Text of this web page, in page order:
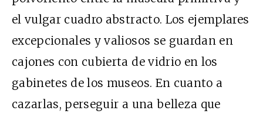
el vulgar cuadro abstracto. Los ejemplares
excepcionales y valiosos se guardan en
cajones con cubierta de vidrio en los
gabinetes de los museos. En cuanto a
cazarlas, perseguir a una belleza que